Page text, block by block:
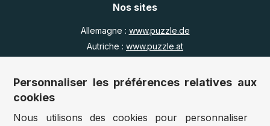
Nos sites
Allemagne : www.puzzle.de
Autriche : www.puzzle.at
Royaume Uni :
www.jigsawpuzzle.co.uk
Accès revendeurs / détaillants
Personnaliser les préférences relatives aux
cookies
Nous utilisons des cookies pour personnaliser